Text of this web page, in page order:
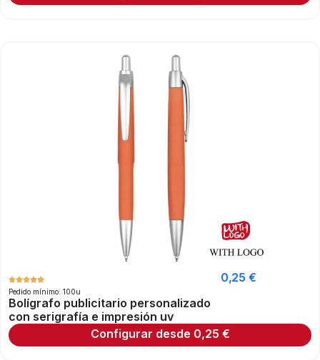
Pedido mínimo: 100u
Bolígrafo publicitario personalizado
con serigrafía e impresión uv
0,25 €
Configurar desde 0,25 €